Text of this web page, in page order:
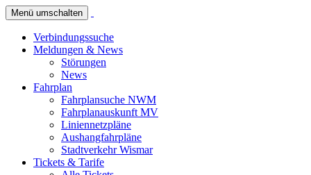
Menü umschalten
Verbindungssuche
Meldungen & News
Störungen
News
Fahrplan
Fahrplansuche NWM
Fahrplanauskunft MV
Liniennetzpläne
Aushangfahrpläne
Stadtverkehr Wismar
Tickets & Tarife